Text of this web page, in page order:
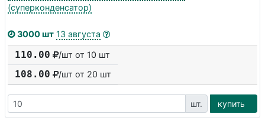
(суперконденсатор)
3000 шт 13 августа
110.00 /шт от 10 шт
108.00 /шт от 20 шт
шт. купить